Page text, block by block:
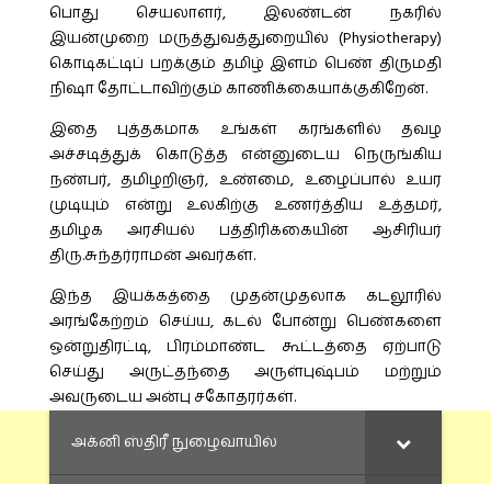
பொது செயலாளர், இலண்டன் நகரில்
இயன்முறை மருத்துவத்துறையில் (Physiotherapy)
கொடிகட்டிப் பறக்கும் தமிழ் இளம் பெண் திருமதி
நிஷா தோட்டாவிற்கும் காணிக்கையாக்குகிறேன்.
இதை புத்தகமாக உங்கள் கரங்களில் தவழ
அச்சடித்துக் கொடுத்த என்னுடைய நெருங்கிய
நண்பர், தமிழறிஞர், உண்மை, உழைப்பால் உயர
முடியும் என்று உலகிற்கு உணர்த்திய உத்தமர்,
தமிழக அரசியல் பத்திரிக்கையின் ஆசிரியர்
திரு.சுந்தர்ராமன் அவர்கள்.
இந்த இயக்கத்தை முதன்முதலாக கடலூரில்
அரங்கேற்றம் செய்ய, கடல் போன்று பெண்களை
ஒன்றுதிரட்டி, பிரம்மாண்ட கூட்டத்தை ஏற்பாடு
செய்து அருட்தந்தை அருள்புஷ்பம் மற்றும்
அவருடைய அன்பு சகோதரர்கள்.
அக்னி ஸ்திரீ நுழைவாயில்